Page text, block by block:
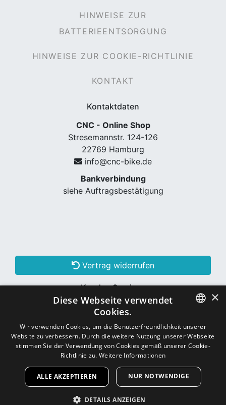
HINWEISE ZUR
BATTERIEENTSORGUNG
HINWEISE ZUR COOKIE-RICHTLINIE
KONTAKT
Kontaktdaten
CNC - Online Shop
Stresemannstr. 124-126
22769 Hamburg
info@cnc-bike.de
Bankverbindung
siehe Auftragsbestätigung
Vertrag widerrufen
Kunden Services
Konto erstellen
Schon Kunde? Einloggen
Copyright © 2026 CNC - Online Shop
GERMAN
×
Diese Webseite verwendet
Cookies.
Wir verwenden Cookies, um die Benutzerfreundlichkeit unserer
Website zu verbessern. Durch die weitere Nutzung unserer Webseite
stimmen Sie der Verwendung von Cookies gemäß unserer Cookie-
Richtlinie zu. Weitere Informationen
ALLE AKZEPTIEREN NUR NOTWENDIGE
DETAILS ANZEIGEN